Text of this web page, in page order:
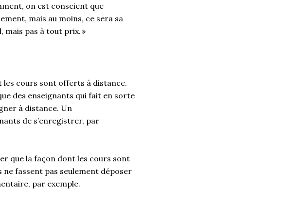
on est conscient que
mais au moins, ce sera sa
mais pas à tout prix.»
les cours sont offerts à distance.
des enseignants qui fait en sorte
à distance. Un
de s’enregistrer, par
que la façon dont les cours sont
fassent pas seulement déposer
entaire, par exemple.